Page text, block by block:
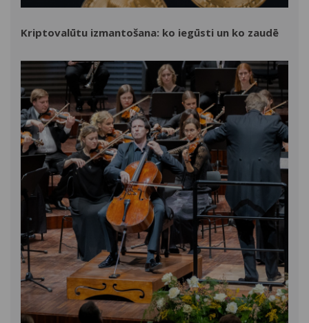
Kriptovalūtu izmantošana: ko iegūsti un ko zaudē